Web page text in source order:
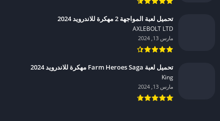
تحميل لعبة المواجهة 2 مهكرة للاندرويد 2024
AXLEBOLT LTD‏
مارس 13, 2024
تحميل لعبة Farm Heroes Saga مهكرة للاندرويد 2024
King‏
مارس 13, 2024